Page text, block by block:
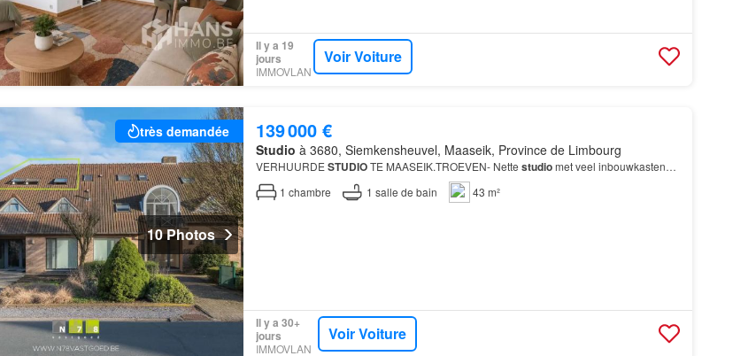
Il y a 19
jours
IMMOVLAN
Voir Voiture
très demandée
10 Photos
139 000 €
Studio à 3680, Siemkensheuvel, Maaseik, Province de Limbourg
VERHUURDE STUDIOTE MAASEIK.TROEVEN- Nette studiomet veel inbouwkasten…
1 chambre 1 salle de bain 43 m²
Il y a 30+
jours
IMMOVLAN
Voir Voiture